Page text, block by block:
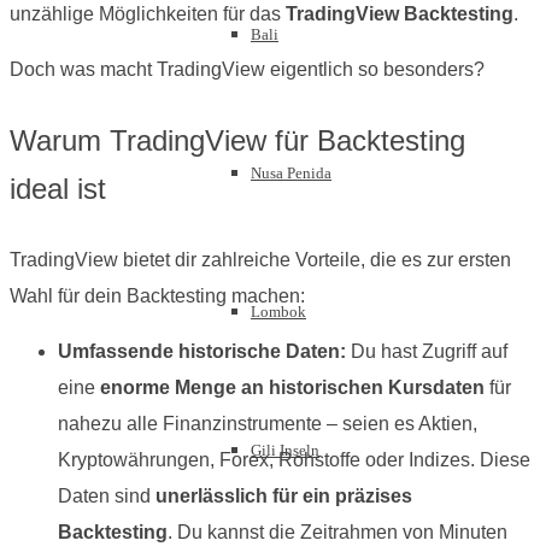
Bali
Nusa Penida
Lombok
Gili Inseln
unzählige Möglichkeiten für das TradingView Backtesting.
Doch was macht TradingView eigentlich so besonders?
Warum TradingView für Backtesting
ideal ist
TradingView bietet dir zahlreiche Vorteile, die es zur ersten
Wahl für dein Backtesting machen:
Umfassende historische Daten: Du hast Zugriff auf
eine enorme Menge an historischen Kursdaten für
nahezu alle Finanzinstrumente – seien es Aktien,
Kryptowährungen, Forex, Rohstoffe oder Indizes. Diese
Daten sind unerlässlich für ein präzises
Backtesting. Du kannst die Zeitrahmen von Minuten